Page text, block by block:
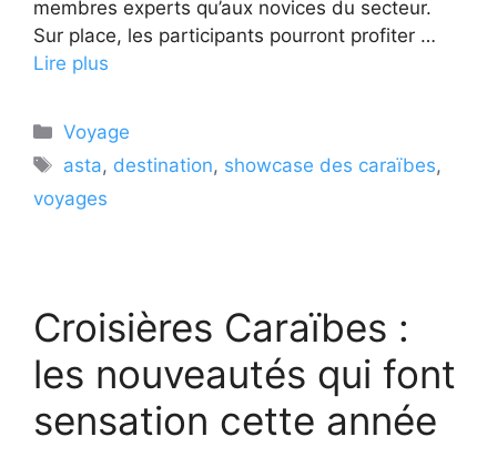
membres experts qu’aux novices du secteur.
Sur place, les participants pourront profiter …
Lire plus
Catégories
Voyage
Étiquettes
asta, destination, showcase des caraïbes,
voyages
Croisières Caraïbes :
les nouveautés qui font
sensation cette année